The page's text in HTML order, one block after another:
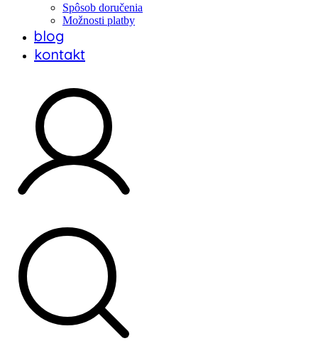
Spôsob doručenia
Možnosti platby
blog
kontakt